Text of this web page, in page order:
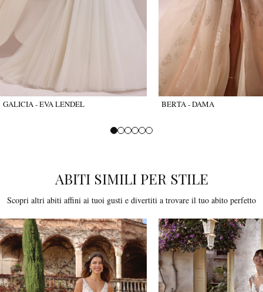
GALICIA - EVA LENDEL BERTA - DAMA
ABITI SIMILI PER STILE
Scopri altri abiti affini ai tuoi gusti e divertiti a trovare il tuo abito perfetto